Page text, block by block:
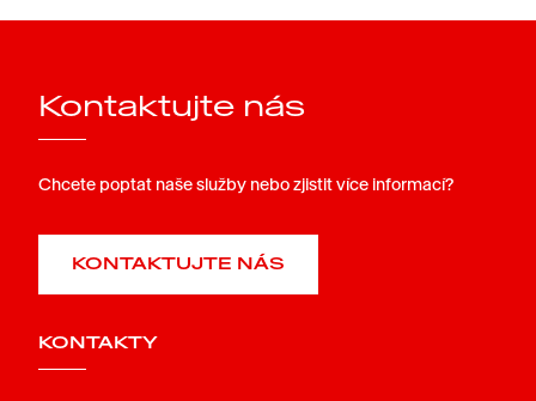
KONTAKTY
Kontaktujte nás
Chcete poptat naše služby nebo zjistit více informací?
KONTAKTUJTE NÁS